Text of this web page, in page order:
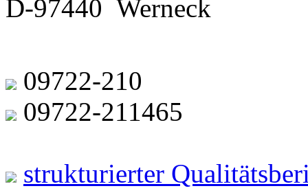
D-97440 Werneck
09722-210
09722-211465
strukturierter